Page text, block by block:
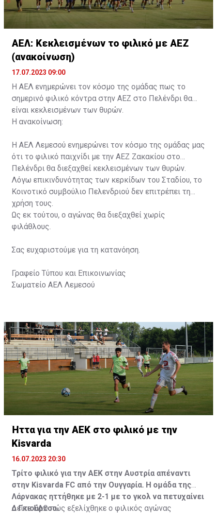
ΑΕΛ: Κεκλεισμένων το φιλικό με ΑΕΖ
(ανακοίνωση)
17.07.2023 09:00
Η ΑΕΛ ενημερώνει τον κόσμο της ομάδας πως το
σημερινό φιλικό κόντρα στην ΑΕΖ στο Πελένδρι θα
είναι κεκλεισμένων των θυρών.
Η ανακοίνωση:
Η ΑΕΛ Λεμεσού ενημερώνει τον κόσμο της ομάδας μας
ότι το φιλικό παιχνίδι με την ΑΕΖ Ζακακίου στο
Πελένδρι θα διεξαχθεί κεκλεισμένων των θυρών.
Λόγω επικινδυνότητας των κερκίδων του Σταδίου, το
Κοινοτικό συμβούλιο Πελενδριού δεν επιτρέπει τη
χρήση τους.
Ως εκ τούτου, ο αγώνας θα διεξαχθεί χωρίς
φιλάθλους.
Σας ευχαριστούμε για τη κατανόηση.
Γραφείο Τύπου και Επικοινωνίας
Σωματείο ΑΕΛ Λεμεσού
Ήττα για την ΑΕΚ στο φιλικό με την
Kisvarda
16.07.2023 20:30
Τρίτο φιλικό για την ΑΕΚ στην Αυστρία απέναντι
στην Kisvarda FC από την Ουγγαρία. Η ομάδα της
Λάρνακας ηττήθηκε με 2-1 με το γκολ να πετυχαίνει
ο Γκιούρτσο.
ΔείτεΕΔΩπώς εξελίχθηκε ο φιλικός αγώνας